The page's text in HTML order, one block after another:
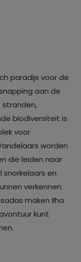
paradijs voor de
aan de
biodiversiteit is
voor
worden
die leiden naar
en
verkennen.
maken Ilha
kunt